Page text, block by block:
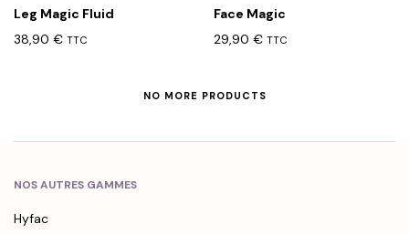
Leg Magic Fluid
38,90 € TTC
Face Magic
29,90 € TTC
NO MORE PRODUCTS
NOS AUTRES GAMMES
Hyfac